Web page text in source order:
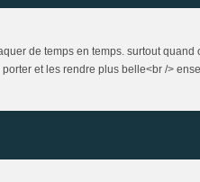
de temps en temps. surtout
et les rendre plus belle<br />